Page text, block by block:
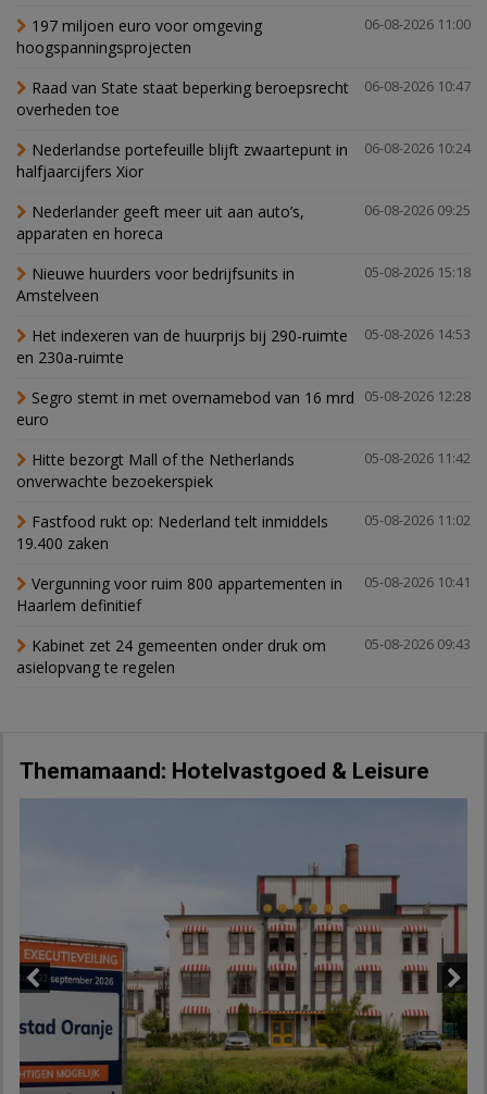
06-08-2026 11:00
197 miljoen euro voor omgeving
hoogspanningsprojecten
06-08-2026 10:47
Raad van State staat beperking beroepsrecht
overheden toe
06-08-2026 10:24
Nederlandse portefeuille blijft zwaartepunt in
halfjaarcijfers Xior
06-08-2026 09:25
Nederlander geeft meer uit aan auto’s,
apparaten en horeca
05-08-2026 15:18
Nieuwe huurders voor bedrijfsunits in
Amstelveen
05-08-2026 14:53
Het indexeren van de huurprijs bij 290-ruimte
en 230a-ruimte
05-08-2026 12:28
Segro stemt in met overnamebod van 16 mrd
euro
05-08-2026 11:42
Hitte bezorgt Mall of the Netherlands
onverwachte bezoekerspiek
05-08-2026 11:02
Fastfood rukt op: Nederland telt inmiddels
19.400 zaken
05-08-2026 10:41
Vergunning voor ruim 800 appartementen in
Haarlem definitief
05-08-2026 09:43
Kabinet zet 24 gemeenten onder druk om
asielopvang te regelen
Themamaand: Hotelvastgoed & Leisure
Next